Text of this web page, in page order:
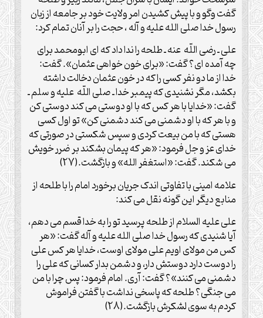
گفت وگو و با پیش کشیدن امر ولایت خود بر جامعه از زبان
رسول خدا صلی الله علیه و آله ، حجت را بر آنان تمام کرد:
علی ـ رضی اللّه عنه ـ طلحه را ندا داد که ای ابومحمد برای
چه آمده ای؟ گفت: «برای خون خواهی عثمان». گفت:
خدا از ما دو نفر کسی را که در خون عثمان دخالت داشته
بکشد، مگر نشنیدی که پیمبر خدا ـ صلی اللّه علیه و سلم ـ
گفت: «خدایا با هر کس که با او دوستی می کند دوستی کن
و با هر که با او دشمنی می کند دشمنی کن» تو اول کسی
هستی که با من بیعت کردی و سپس شکستی در صورتی که
خدای عز و جل فرمود: «هر که پیمان بشکند بر ضرر خویش
می شکند. گفت: «استغفر الله» و بازگشت.(27)
علامه امینی با تفاوتی اندک جریان برخورد امام را با طلحه از
منابع دیگر این گونه نقل می کند:
علی علیه السلام از طلحه پرسید تو را به خدا قسم می دهم،
آیا شنیدی که رسول خدا صلی الله علیه و آله گفت: «هر
کس من مولای اویم علی مولای اوست، خدایا هر کس علی
را دوست دارد دوستش دار، و دشمن بدار کسانی که علی را
دشمنی می کنند»؟ گفت: آری. امام فرمود: پس چرا با من
می جنگی؟ طلحه که پاسخی نداشت با گفتن فراموش
کردم به سوی لشکرش بازگشت.(28)